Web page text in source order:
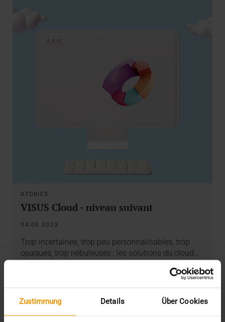
Zustimmung Details Über Cookies
STORIES
VISUS Cloud - niveau suivant
04.05.2023
Trop incertaines, trop peu personnalisables, trop
opaques, trop nébuleuses : les solutions du cloud…
EN SAVOIR PLUS